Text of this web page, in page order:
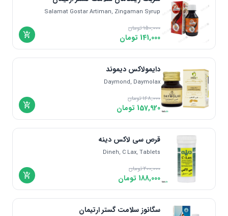
Salamat Gostar Artiman, Zingaman Syrup
150,000تومان
141,000 تومان
دایمولاکس دیموند
Daymond, Daymolax
168,000تومان
157,920 تومان
قرص سی لاکس دینه
Dineh, C Lax, Tablets
200,000تومان
188,000 تومان
سگانوز سلامت گستر ارتیمان